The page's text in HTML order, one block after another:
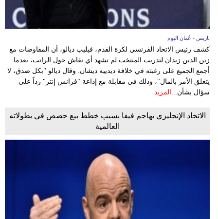
باريس - عُمان اليوم
كشف رئيس الاتحاد الفرنسي لكرة القدم، فيليب ديالو، أن المفاوضات مع
زين الدين زيدان لتدريب المنتخب لم تشهد أي نقاش حول الراتب، بعدما
أجمع الجميع على رغبته في خلافة ديدييه ديشان. وقال ديالو "بكل صدق، لا
يتعلق الأمر بالمال"، وذلك في مقابلة مع إذاعة "فرانس إنتر" رداً على
سؤال بشأن...
المزيد
الاتحاد الإنجليزي يهاجم فيفا بسبب خطط بيع حصص في بطولاته
العالمية